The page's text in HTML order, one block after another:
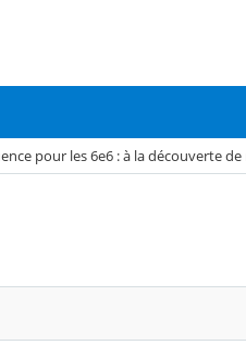
pour les 6e6 : à la découverte